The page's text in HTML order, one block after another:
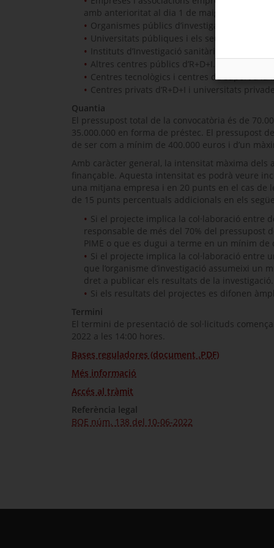
amb anterioritat al dia 1 de maig de 2022.
Organismes públics d’investigació.
Universitats públiques i els seus instituts
Instituts d’Investigació sanitària.
Altres centres públics d’R+D+I.
Centres tecnològics i centres de suport a la
Centres privats d’R+D+I i universitats
Quantia
El pressupost total de la convocatòria és de
35.000.000 en forma de préstec. El pressupost
de ser com a mínim de 400.000 euros i d’un
Amb caràcter general, la intensitat màxima dels
finançable. Aquesta intensitat es podrà veure
una mitjana empresa i en 20 punts en el cas de
de 15 punts percentuals addicionals en els
Si el projecte implica la col·laboració entre
responsable de més del 70% del pressupost
PIME o que es dugui a terme en un mínim de
Si el projecte implica la col·laboració entre
que l’organisme d’investigació assumeixi
dret a publicar els resultats de la investigació.
Si els resultats del projectes es difonen
Termini
El termini de presentació de sol·licituds
2022 a les 14:00 hores.
Bases reguladores (document .PDF)
Més informació
Accés al tràmit
Referència legal
BOE núm. 138 del 10-06-2022